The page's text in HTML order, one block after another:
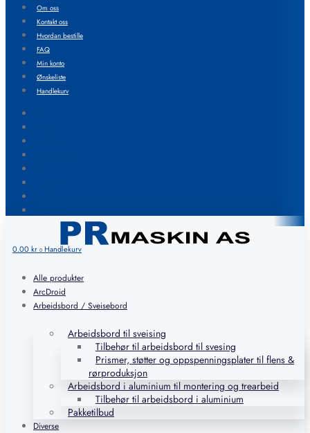
Om oss
Kontakt oss
Hvordan bestille
FAQ
Min konto
Ønskeliste
Handlekurv
0.00kr 0 Handlekurv
Alle produkter
ArcDroid
Arbeidsbord / Sveisebord
Arbeidsbord til sveising
Tilbehør til arbeidsbord til svesing
Prismer, støtter og oppspenningsplater til flens &
rørproduksjon
Arbeidsbord i aluminium til montering og trearbeid
Tilbehør til arbeidsbord i aluminium
Pakketilbud
Diverse